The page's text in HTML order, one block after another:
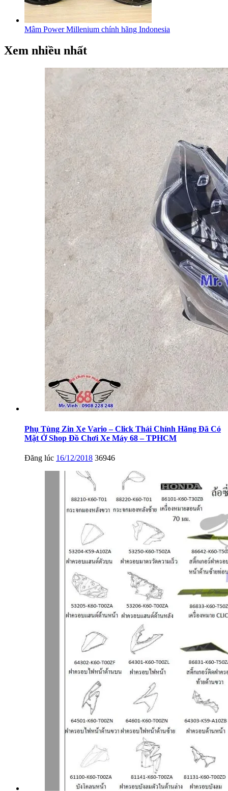
Mâm Power Millenium chính hãng Indonesia
Xem nhiều nhất
Phụ Tùng Zin Xe Vario – Click Thái Chính Hãng Đã Có
Mặt Ở Shop Đồ Chơi Xe Máy 68 – TPHCM
Đăng lúc 16/12/2018 36946